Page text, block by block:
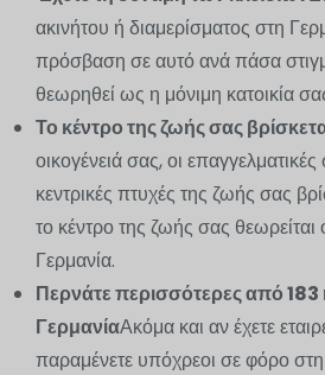
ακινήτου ή διαμερίσματος στη
πρόσβαση σε αυτό ανά πάσα
θεωρηθεί ως η μόνιμη κατοικία
Το κέντρο της ζωής σας
οικογένειά σας, οι
κεντρικές πτυχές της ζωής σας
το κέντρο της ζωής σας θεωρείται
Γερμανία.
Περνάτε περισσότερες από 183
ΓερμανίαΑκόμα και αν έχετε
παραμένετε υπόχρεοι σε φόρο